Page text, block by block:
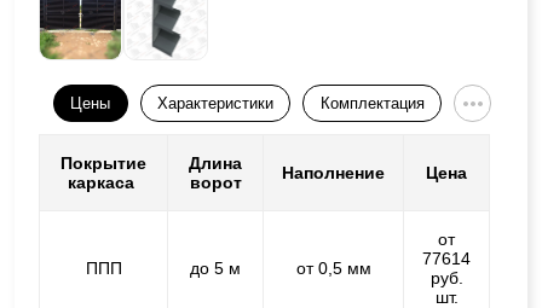
Цены Характеристики Комплектация
Покрытие
каркаса
Длина
ворот
Наполнение Цена
ППП до 5 м от 0,5 мм
от
77614
руб.
шт.